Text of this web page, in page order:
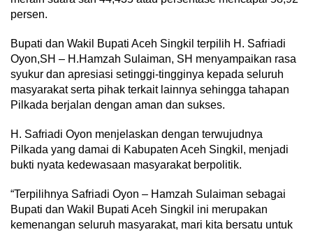
persen.
Bupati dan Wakil Bupati Aceh Singkil terpilih H. Safriadi
Oyon,SH – H.Hamzah Sulaiman, SH menyampaikan rasa
syukur dan apresiasi setinggi-tingginya kepada seluruh
masyarakat serta pihak terkait lainnya sehingga tahapan
Pilkada berjalan dengan aman dan sukses.
H. Safriadi Oyon menjelaskan dengan terwujudnya
Pilkada yang damai di Kabupaten Aceh Singkil, menjadi
bukti nyata kedewasaan masyarakat berpolitik.
“Terpilihnya Safriadi Oyon – Hamzah Sulaiman sebagai
Bupati dan Wakil Bupati Aceh Singkil ini merupakan
kemenangan seluruh masyarakat, mari kita bersatu untuk